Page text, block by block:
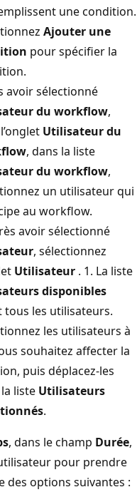
une condition.
Ajouter une
pour spécifier la
avoir sélectionné
du workflow,
Utilisateur du
, dans la liste
du workflow,
un utilisateur qui
au workflow.
avoir sélectionné
, sélectionnez
Utilisateur . 1. La liste
disponibles
tous les utilisateurs.
les utilisateurs à
souhaitez affecter la
puis déplacez-les
liste Utilisateurs
.
, dans le champ Durée,
pour prendre
des options suivantes :